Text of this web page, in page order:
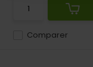
Comparer